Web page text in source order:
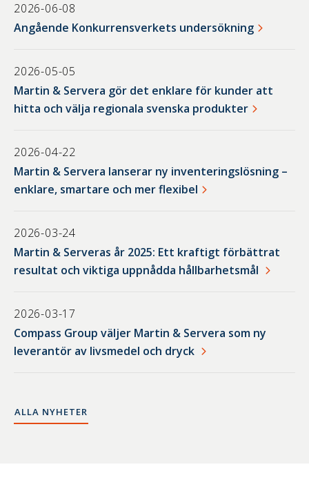
2026-06-08
Angående Konkurrensverkets undersökning
2026-05-05
Martin & Servera gör det enklare för kunder att
hitta och välja regionala svenska produkter
2026-04-22
Martin & Servera lanserar ny inventeringslösning –
enklare, smartare och mer flexibel
2026-03-24
Martin & Serveras år 2025: Ett kraftigt förbättrat
resultat och viktiga uppnådda hållbarhetsmål
2026-03-17
Compass Group väljer Martin & Servera som ny
leverantör av livsmedel och dryck
ALLA NYHETER